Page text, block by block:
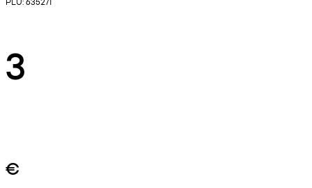
3
€